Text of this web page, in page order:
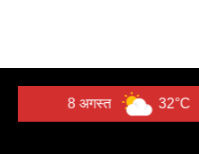
8 अगस्त 32°C